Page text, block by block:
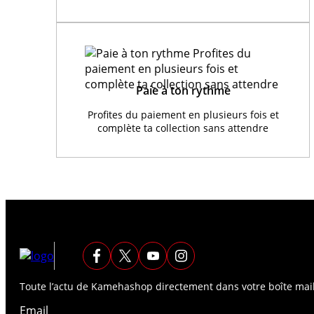
Paie à ton rythme
Profites du paiement en plusieurs fois et
complète ta collection sans attendre
Toute l’actu de Kamehashop directement dans votre boîte
Email